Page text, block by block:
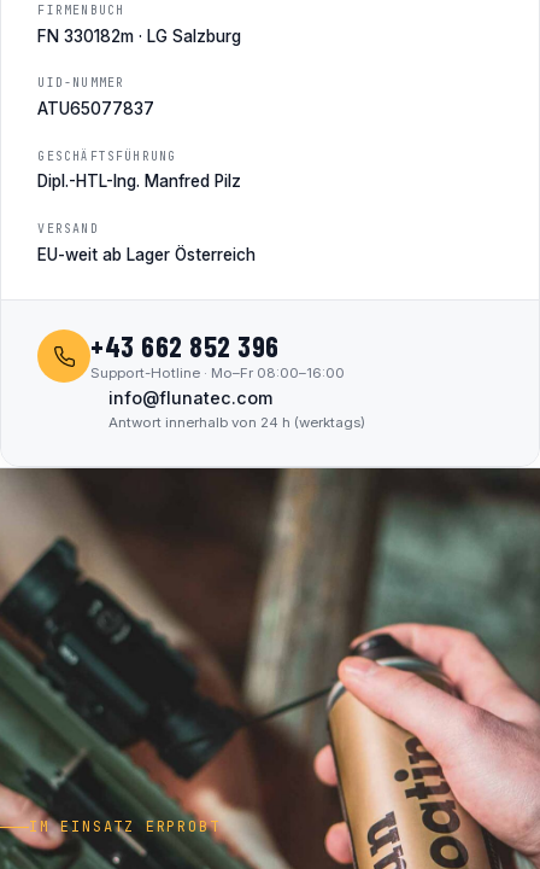
FIRMENBUCH
FN 330182m · LG Salzburg
UID-NUMMER
ATU65077837
GESCHÄFTSFÜHRUNG
Dipl.-HTL-Ing. Manfred Pilz
VERSAND
EU-weit ab Lager Österreich
+43 662 852 396
Support-Hotline · Mo–Fr 08:00–16:00
info@flunatec.com
Antwort innerhalb von 24 h (werktags)
IM EINSATZ ERPROBT